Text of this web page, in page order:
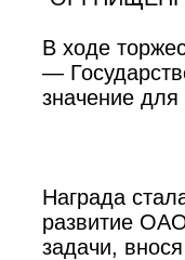
В ходе
—
значение
Награда
развитие
задачи,